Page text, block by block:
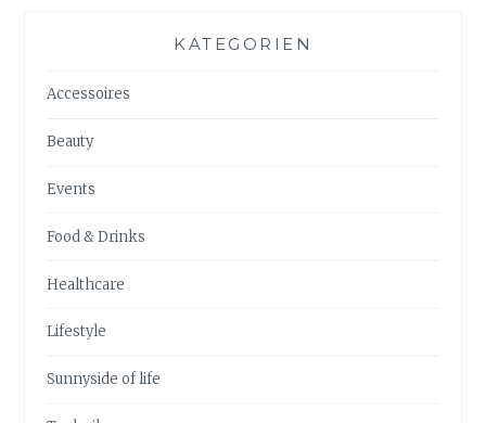
KATEGORIEN
Accessoires
Beauty
Events
Food & Drinks
Healthcare
Lifestyle
Sunnyside of life